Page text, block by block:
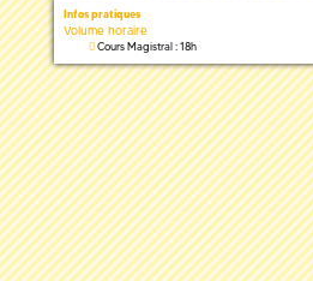
Infos pratiques
Volume horaire
Cours Magistral : 18h